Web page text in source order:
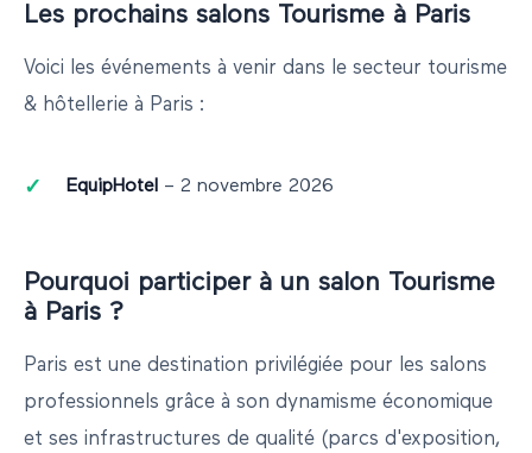
Les prochains salons Tourisme à Paris
Voici les événements à venir dans le secteur tourisme
& hôtellerie à Paris :
EquipHotel – 2 novembre 2026
Pourquoi participer à un salon Tourisme
à Paris ?
Paris est une destination privilégiée pour les salons
professionnels grâce à son dynamisme économique
et ses infrastructures de qualité (parcs d'exposition,